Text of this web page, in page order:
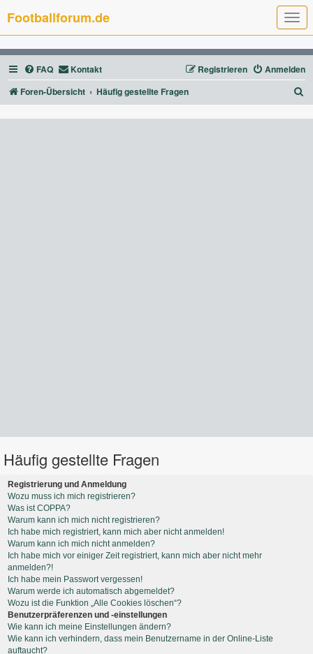
T
o
g
g
l
e
n
a
g
Footballforum.de
FAQ Kontakt Anmelden
Registrieren
Foren-Übersicht
Häufig gestellte Fragen
u
Häufig gestellte Fragen
Registrierung und Anmeldung
Wozu muss ich mich registrieren?
Was ist COPPA?
Warum kann ich mich nicht registrieren?
Ich habe mich registriert, kann mich aber nicht anmelden!
Warum kann ich mich nicht anmelden?
Ich habe mich vor einiger Zeit registriert, kann mich aber nicht mehr
anmelden?!
Ich habe mein Passwort vergessen!
Warum werde ich automatisch abgemeldet?
Wozu ist die Funktion „Alle Cookies löschen“?
Benutzerpräferenzen und -einstellungen
Wie kann ich meine Einstellungen ändern?
Wie kann ich verhindern, dass mein Benutzername in der Online-Liste
auftaucht?